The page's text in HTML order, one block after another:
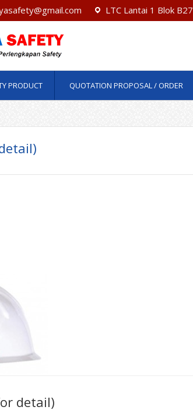
LTC Lantai 1 Blok
PRODUCT QUOTATION PROPOSAL / ORDER
detail)